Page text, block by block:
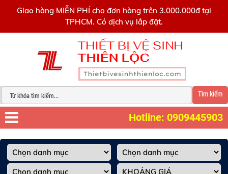
Giao hàng MIỄN PHÍ cho đơn hàng trên 3.000.000đ tại
TPHCM. Có dịch vụ lắp đặt.
Tìm kiếm
Hotline: 0909445903
0909445903